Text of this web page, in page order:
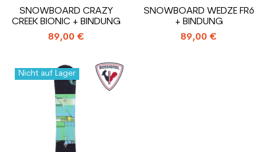
SNOWBOARD CRAZY
CREEK BIONIC + BINDUNG
89,00 €
SNOWBOARD WEDZE FR6
+ BINDUNG
89,00 €
Nicht auf Lager